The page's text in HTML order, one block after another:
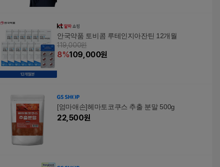
안국약품 토비콤 루테인지아잔틴 12개월
119,000원
8%109,000원
[엄마애손]헤마토코쿠스 추출 분말 500g
22,500원